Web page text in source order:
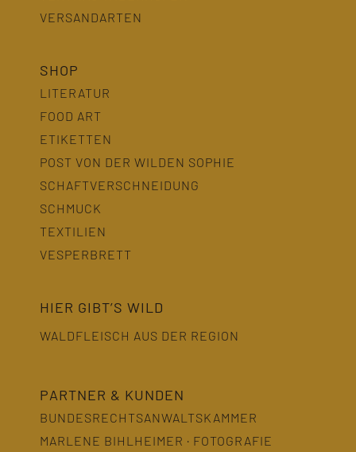
VERSANDARTEN
SHOP
LITERATUR
FOOD ART
ETIKETTEN
POST VON DER WILDEN SOPHIE
SCHAFTVERSCHNEIDUNG
SCHMUCK
TEXTILIEN
VESPERBRETT
HIER GIBT’S WILD
WALDFLEISCH AUS DER REGION
PARTNER & KUNDEN
BUNDESRECHTSANWALTSKAMMER
MARLENE BIHLHEIMER · FOTOGRAFIE